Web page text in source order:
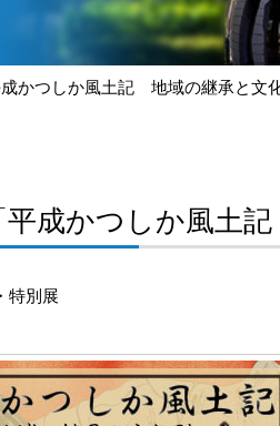
かつしか風土記 地域の継承と文化
平成かつしか風土
特別展